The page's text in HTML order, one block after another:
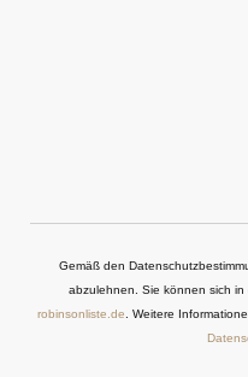
Gemäß den
abzulehnen. Sie können sich
robinsonliste.de . Weitere